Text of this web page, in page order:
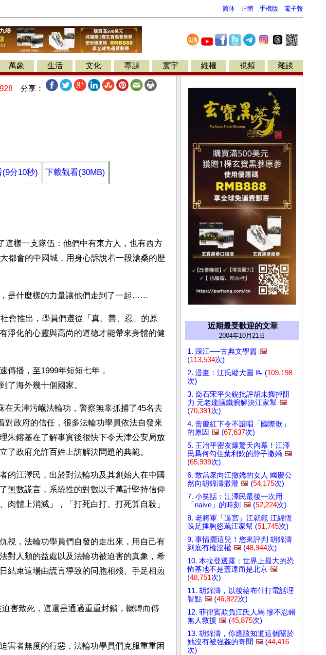
简体 - 正體 - 手機版 - 電子報
萬象 生活 文化 專題 寰宇 維權 視頻 雜談
分享：
分10秒) 下載觀看(30MB)
這樣一支隊伍：他們中有東方人，也有西方
都會的中國城，用身心訴說着一段滄桑的歷
是什麼樣的力量讓他們走到了一起……
會推出，學員們遵從「真、善、忍」的原
淨化的心靈與高尚的道德才能帶來身體的健
傳播，至1999年短短七年，
了海外幾十個國家。
在天津污衊法輪功，警察無辜抓捕了45名去
對政府的信任，很多法輪功學員依法自發來
朱鎔基在了解事實後很快下令天津公安局放
了政府允許百姓上訪解決問題的典範。
的江澤民，出於對法輪功及其創始人在中國
無數謊言，系統性的對數以千萬計堅持信仰
肉體上消滅」，「打死白打、打死算自殺」
視，法輪功學員們自發的走出來，用自己有
對人類的益處以及法輪功被迫害的真象，希
結束這場由謊言導致的同胞相殘、手足相煎
害致死，這還是通過重重封鎖，輾轉而傳
害者無度的行惡，法輪功學員們克服重重困
近期最受歡迎的文章
2004年10月21日
1. 踩江──古典文學篇 🖼️
(113,534次)
2. 漫畫：江氏縱犬圖 📝 (109,198
次)
3. 喬石宋平尖銳批評胡未搬掉阻
力 元老建議鐵腕解決江家幫 🖼️
(70,391次)
4. 曾慶紅下令不讓唱「國際歌」
的原因 🖼️ (67,637次)
5. 王冶平密友爆驚天內幕！江澤
民爲何勾住葉利欽的脖子撒嬌 🖼️
(65,939次)
6. 敢當衆向江撒嬌的女人 國慶公
然向胡錦濤撒潑 🖼️ (54,175次)
7. 小笑話：江澤民最後一次用
「naive」的時刻 🖼️ (52,224次)
8. 老將軍「逼宮」江就範 江綿恆
跺足捶胸怒罵江家幫 (51,745次)
9. 事情擺這兒！您來評判 胡錦濤
到底有權沒權 🖼️ (48,944次)
10. 本拉登透露：世界上最大的恐
怖基地不是蓋達而是北京 🖼️
(48,751次)
11. 胡錦濤，以後給布什打電話理
智點 🖼️ (46,822次)
12. 菲律賓欺負江氏人馬 慘不忍睹
無人救援 🖼️ (45,875次)
13. 胡錦濤，你應該知道這個關於
她沒有被強姦的奇聞 🖼️ (44,416
次)